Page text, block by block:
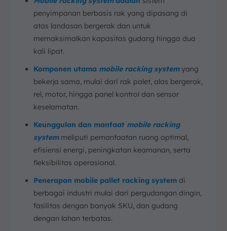
penyimpanan berbasis rak yang dipasang di
atas landasan bergerak dan untuk
memaksimalkan kapasitas gudang hingga dua
kali lipat.
Komponen utama mobile racking systemyang
bekerja sama, mulai dari rak palet, alas bergerak,
rel, motor, hingga panel kontrol dan sensor
keselamatan.
Keunggulan dan manfaat mobile racking
systemmeliputi pemanfaatan ruang optimal,
efisiensi energi, peningkatan keamanan, serta
fleksibilitas operasional.
Penerapan mobile pallet racking system di
berbagai industri mulai dari pergudangan dingin,
fasilitas dengan banyak SKU, dan gudang
dengan lahan terbatas.